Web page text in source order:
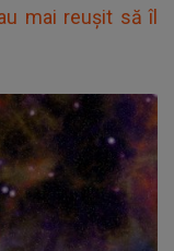
mai reușit să îl